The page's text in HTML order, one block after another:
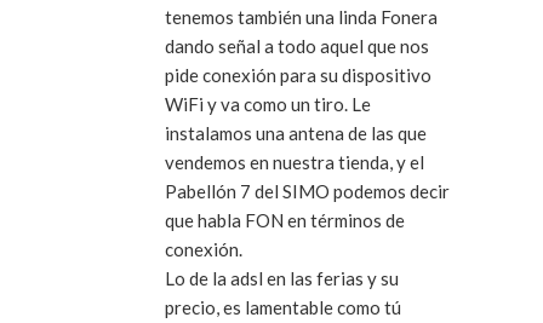
tenemos también una linda Fonera
dando señal a todo aquel que nos
pide conexión para su dispositivo
WiFi y va como un tiro. Le
instalamos una antena de las que
vendemos en nuestra tienda, y el
Pabellón 7 del SIMO podemos decir
que habla FON en términos de
conexión.
Lo de la adsl en las ferias y su
precio, es lamentable como tú